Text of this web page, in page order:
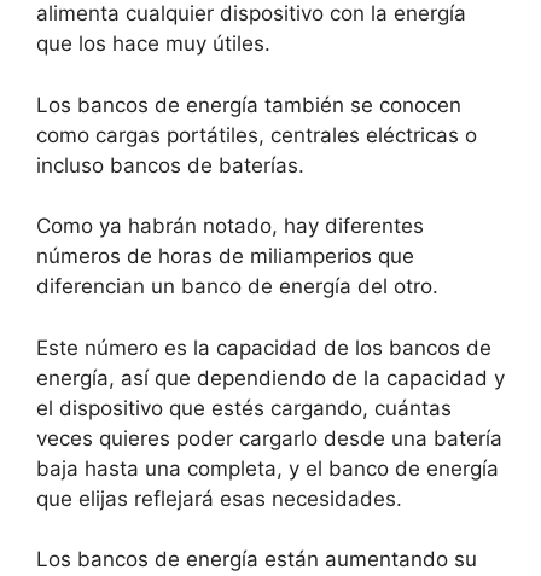
alimenta cualquier dispositivo con la energía
que los hace muy útiles.
Los bancos de energía también se conocen
como cargas portátiles, centrales eléctricas o
incluso bancos de baterías.
Como ya habrán notado, hay diferentes
números de horas de miliamperios que
diferencian un banco de energía del otro.
Este número es la capacidad de los bancos de
energía, así que dependiendo de la capacidad y
el dispositivo que estés cargando, cuántas
veces quieres poder cargarlo desde una batería
baja hasta una completa, y el banco de energía
que elijas reflejará esas necesidades.
Los bancos de energía están aumentando su